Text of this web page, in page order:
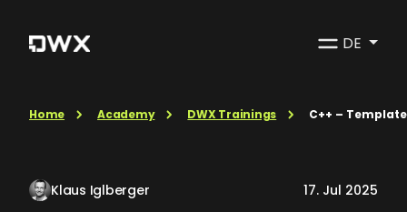
DE
Home Academy DWX Trainings C++ –
Klaus Iglberger 17. Jul 2025